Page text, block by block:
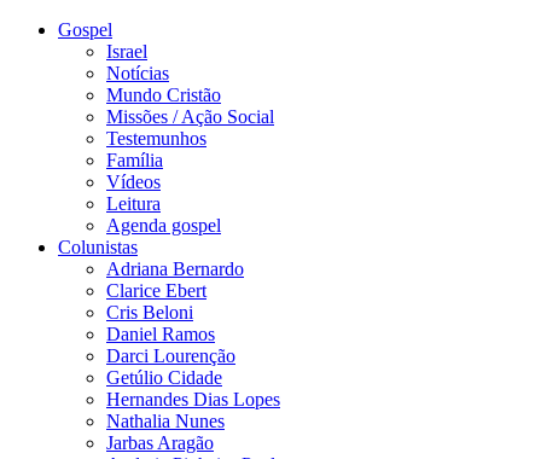
Gospel
Israel
Notícias
Mundo Cristão
Missões / Ação Social
Testemunhos
Família
Vídeos
Leitura
Agenda gospel
Colunistas
Adriana Bernardo
Clarice Ebert
Cris Beloni
Daniel Ramos
Darci Lourenção
Getúlio Cidade
Hernandes Dias Lopes
Nathalia Nunes
Jarbas Aragão